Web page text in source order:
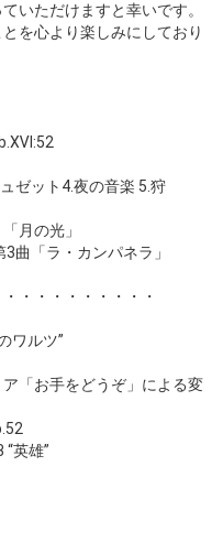
いただけますと幸いです。
を心より楽しみにしており
ト4.夜の音楽 5.狩
月の光」
曲「ラ・カンパネラ」
・・・・・・・・・
ワルツ”
お手をどうぞ」による変
雄”